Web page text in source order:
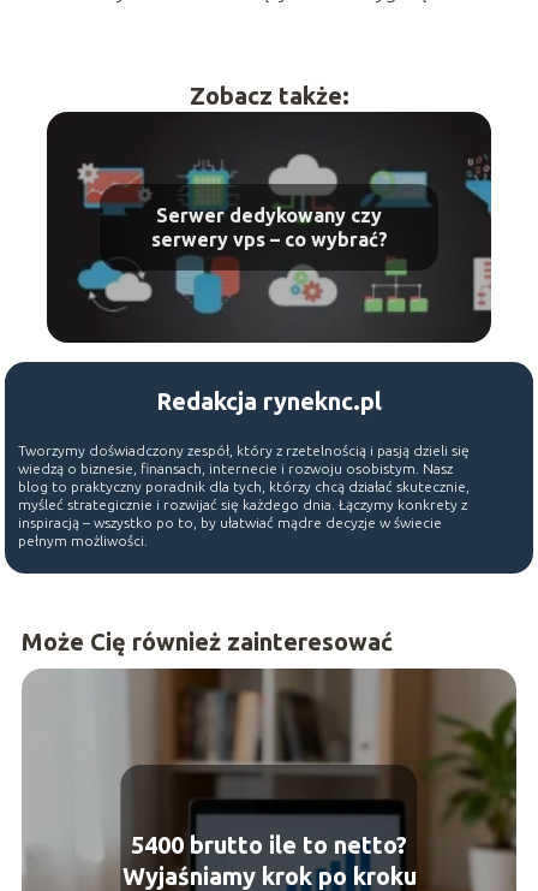
Zobacz także:
Serwer dedykowany czy
serwery vps – co wybrać?
Redakcja ryneknc.pl
Tworzymy doświadczony zespół, który z rzetelnością i pasją dzieli się
wiedzą o biznesie, finansach, internecie i rozwoju osobistym. Nasz
blog to praktyczny poradnik dla tych, którzy chcą działać skutecznie,
myśleć strategicznie i rozwijać się każdego dnia. Łączymy konkrety z
inspiracją – wszystko po to, by ułatwiać mądre decyzje w świecie
pełnym możliwości.
Może Cię również zainteresować
5400 brutto ile to netto?
Wyjaśniamy krok po kroku